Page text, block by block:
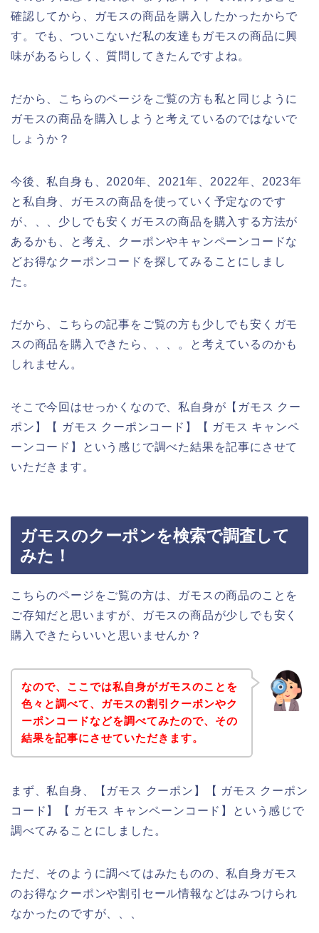
確認してから、ガモスの商品を購入したかったからで
す。でも、ついこないだ私の友達もガモスの商品に興
味があるらしく、質問してきたんですよね。
だから、こちらのページをご覧の方も私と同じように
ガモスの商品を購入しようと考えているのではないで
しょうか？
今後、私自身も、2020年、2021年、2022年、2023年
と私自身、ガモスの商品を使っていく予定なのです
が、、、少しでも安くガモスの商品を購入する方法が
あるかも、と考え、クーポンやキャンペーンコードな
どお得なクーポンコードを探してみることにしまし
た。
だから、こちらの記事をご覧の方も少しでも安くガモ
スの商品を購入できたら、、、。と考えているのかも
しれません。
そこで今回はせっかくなので、私自身が【ガモス クー
ポン】【 ガモス クーポンコード】【 ガモス キャンペ
ーンコード】という感じで調べた結果を記事にさせて
いただきます。
ガモスのクーポンを検索で調査して
みた！
こちらのページをご覧の方は、ガモスの商品のことを
ご存知だと思いますが、ガモスの商品が少しでも安く
購入できたらいいと思いませんか？
なので、ここでは私自身がガモスのことを
色々と調べて、ガモスの割引クーポンやク
ーポンコードなどを調べてみたので、その
結果を記事にさせていただきます。
まず、私自身、【ガモス クーポン】【 ガモス クーポン
コード】【 ガモス キャンペーンコード】という感じで
調べてみることにしました。
ただ、そのように調べてはみたものの、私自身ガモス
のお得なクーポンや割引セール情報などはみつけられ
なかったのですが、、、